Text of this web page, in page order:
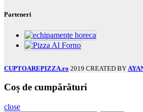
Parteneri
CUPTOAREPIZZA.ro 2019 CREATED BY
Coș de cumpărături
close